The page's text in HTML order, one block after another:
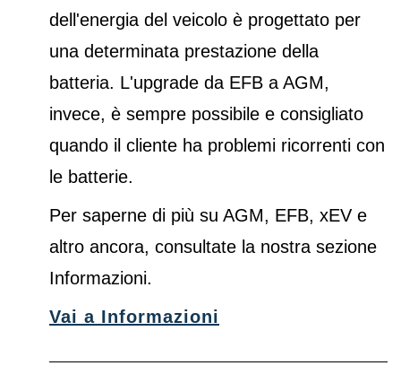
dell'energia del veicolo è progettato per
una determinata prestazione della
batteria. L'upgrade da EFB a AGM,
invece, è sempre possibile e consigliato
quando il cliente ha problemi ricorrenti con
le batterie.
Per saperne di più su AGM, EFB, xEV e
altro ancora, consultate la nostra sezione
Informazioni.
Vai a Informazioni